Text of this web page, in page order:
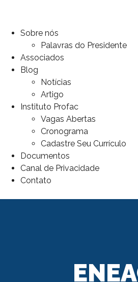
Sobre nós
Palavras do Presidente
Associados
Blog
Notícias
Artigo
Instituto Profac
Vagas Abertas
Cronograma
Cadastre Seu Currículo
Documentos
Canal de Privacidade
Contato